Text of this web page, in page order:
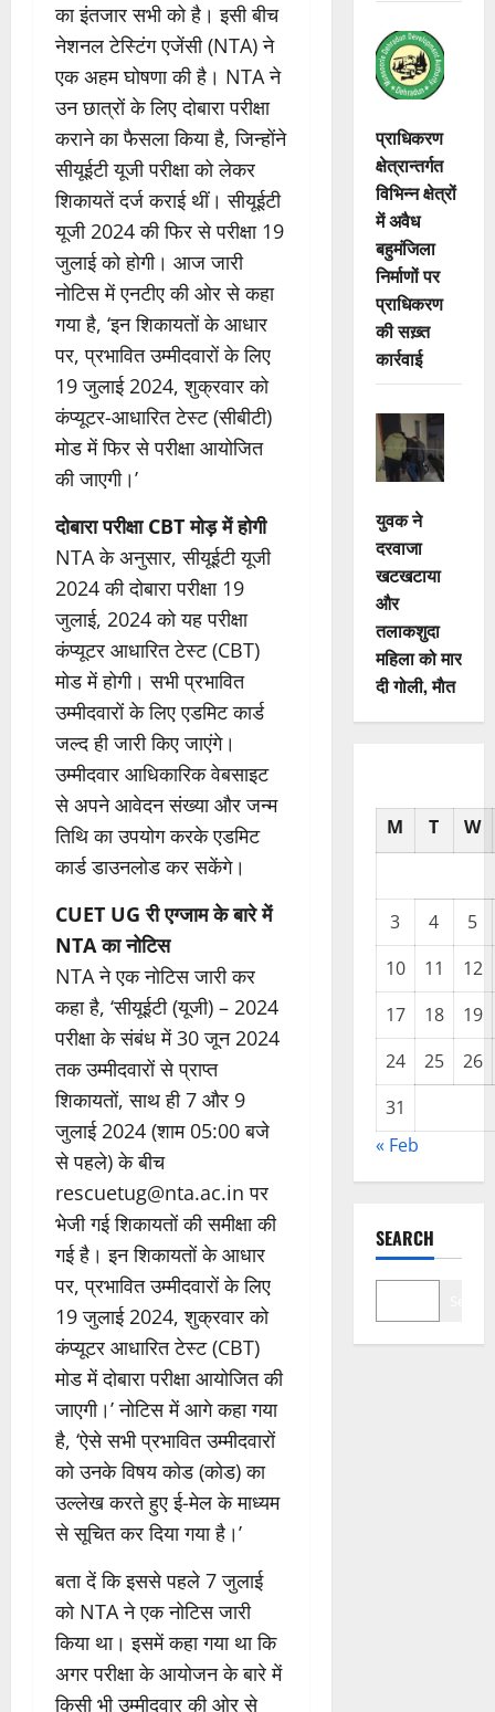
का इंतजार सभी को है। इसी बीच
नेशनल टेस्टिंग एजेंसी (NTA) ने
एक अहम घोषणा की है। NTA ने
उन छात्रों के लिए दोबारा परीक्षा
कराने का फैसला किया है, जिन्होंने
सीयूईटी यूजी परीक्षा को लेकर
शिकायतें दर्ज कराई थीं। सीयूईटी
यूजी 2024 की फिर से परीक्षा 19
जुलाई को होगी। आज जारी
नोटिस में एनटीए की ओर से कहा
गया है, ‘इन शिकायतों के आधार
पर, प्रभावित उम्मीदवारों के लिए
19 जुलाई 2024, शुक्रवार को
कंप्यूटर-आधारित टेस्ट (सीबीटी)
मोड में फिर से परीक्षा आयोजित
की जाएगी।’
दोबारा परीक्षा CBT मोड़ में होगी
NTA के अनुसार, सीयूईटी यूजी
2024 की दोबारा परीक्षा 19
जुलाई, 2024 को यह परीक्षा
कंप्यूटर आधारित टेस्ट (CBT)
मोड में होगी। सभी प्रभावित
उम्मीदवारों के लिए एडमिट कार्ड
जल्द ही जारी किए जाएंगे।
उम्मीदवार आधिकारिक वेबसाइट
से अपने आवेदन संख्या और जन्म
तिथि का उपयोग करके एडमिट
कार्ड डाउनलोड कर सकेंगे।
CUET UG री एग्जाम के बारे में
NTA का नोटिस
NTA ने एक नोटिस जारी कर
कहा है, ‘सीयूईटी (यूजी) – 2024
परीक्षा के संबंध में 30 जून 2024
तक उम्मीदवारों से प्राप्त
शिकायतों, साथ ही 7 और 9
जुलाई 2024 (शाम 05:00 बजे
से पहले) के बीच
rescuetug@nta.ac.in पर
भेजी गई शिकायतों की समीक्षा की
गई है। इन शिकायतों के आधार
पर, प्रभावित उम्मीदवारों के लिए
19 जुलाई 2024, शुक्रवार को
कंप्यूटर आधारित टेस्ट (CBT)
मोड में दोबारा परीक्षा आयोजित की
जाएगी।’ नोटिस में आगे कहा गया
है, ‘ऐसे सभी प्रभावित उम्मीदवारों
को उनके विषय कोड (कोड) का
उल्लेख करते हुए ई-मेल के माध्यम
से सूचित कर दिया गया है।’
बता दें कि इससे पहले 7 जुलाई
को NTA ने एक नोटिस जारी
किया था। इसमें कहा गया था कि
अगर परीक्षा के आयोजन के बारे में
किसी भी उम्मीदवार की ओर से
प्राधिकरण
क्षेत्रान्तर्गत
विभिन्न क्षेत्रों
में अवैध
बहुमंजिला
निर्माणों पर
प्राधिकरण
की सख़्त
कार्रवाई
युवक ने
दरवाजा
खटखटाया
और
तलाकशुदा
महिला को मार
दी गोली, माैत
M T W
3 4
5
10
11
12
17
18
19
24
25
26
31
« Feb
SEARCH